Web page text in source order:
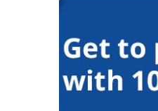
里
程
家
分
享